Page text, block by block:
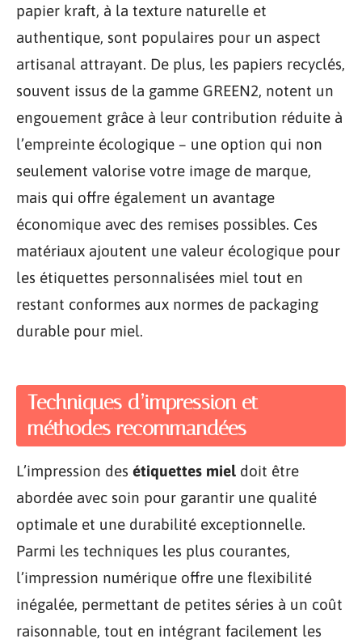
papier kraft, à la texture naturelle et
authentique, sont populaires pour un aspect
artisanal attrayant. De plus, les papiers recyclés,
souvent issus de la gamme GREEN2, notent un
engouement grâce à leur contribution réduite à
l’empreinte écologique – une option qui non
seulement valorise votre image de marque,
mais qui offre également un avantage
économique avec des remises possibles. Ces
matériaux ajoutent une valeur écologique pour
les étiquettes personnalisées miel tout en
restant conformes aux normes de packaging
durable pour miel.
Techniques d’impression et
méthodes recommandées
L’impression des étiquettes miel doit être
abordée avec soin pour garantir une qualité
optimale et une durabilité exceptionnelle.
Parmi les techniques les plus courantes,
l’impression numérique offre une flexibilité
inégalée, permettant de petites séries à un coût
raisonnable, tout en intégrant facilement les